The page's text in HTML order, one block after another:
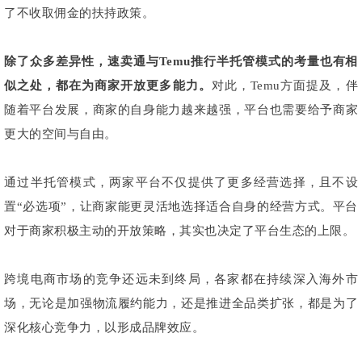
了不收取佣金的扶持政策。
除了众多差异性，速卖通与Temu推行半托管模式的考量也有相
似之处，都在为商家开放更多能力。 对此，Temu方面提及，伴
随着平台发展，商家的自身能力越来越强，平台也需要给予商家
更大的空间与自由。
通过半托管模式，两家平台不仅提供了更多经营选择，且不设
置“必选项”，让商家能更灵活地选择适合自身的经营方式。平台
对于商家积极主动的开放策略，其实也决定了平台生态的上限。
跨境电商市场的竞争还远未到终局，各家都在持续深入海外市
场，无论是加强物流履约能力，还是推进全品类扩张，都是为了
深化核心竞争力，以形成品牌效应。